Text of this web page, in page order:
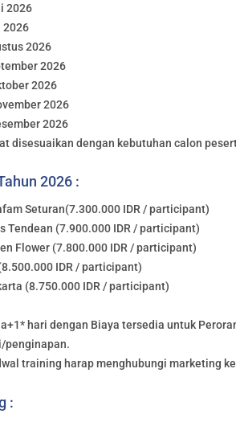
2026
2026
2026
2026
2026
2026
2026
disesuaikan dengan kebutuhan calon
2026 :
Seturan(7.300.000 IDR / participant)
Tendean (7.900.000 IDR / participant)
Flower (7.800.000 IDR / participant)
IDR / participant)
(8.750.000 IDR / participant)
hari dengan Biaya tersedia untuk
penginapan.
training harap menghubungi marketing
: